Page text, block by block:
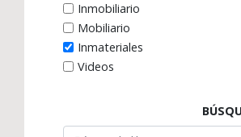
Inmobiliario
Mobiliario
Inmateriales
Videos